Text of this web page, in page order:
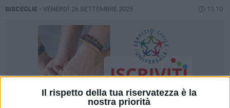
Il rispetto della tua riservatezza è la
nostra priorità
BISCEGLIE - VENERDÌ 26 SETTEMBRE 2025 13.10